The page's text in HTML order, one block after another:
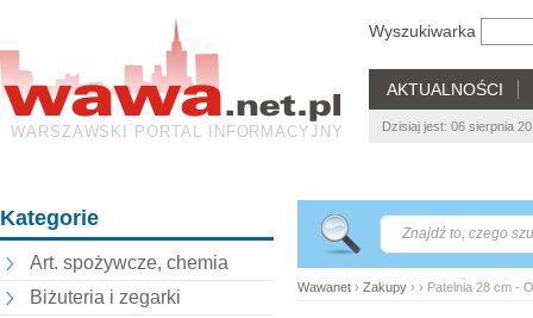
WARSZAWSKI PORTAL INFORMACYJNY
Wyszukiwarka
AKTUALNOŚCI
Dzisiaj jest: 06 sierpnia
Kategorie
Art. spożywcze, chemia
Biżuteria i zegarki
Wawanet › Zakupy › › Patelnia 28 cm -